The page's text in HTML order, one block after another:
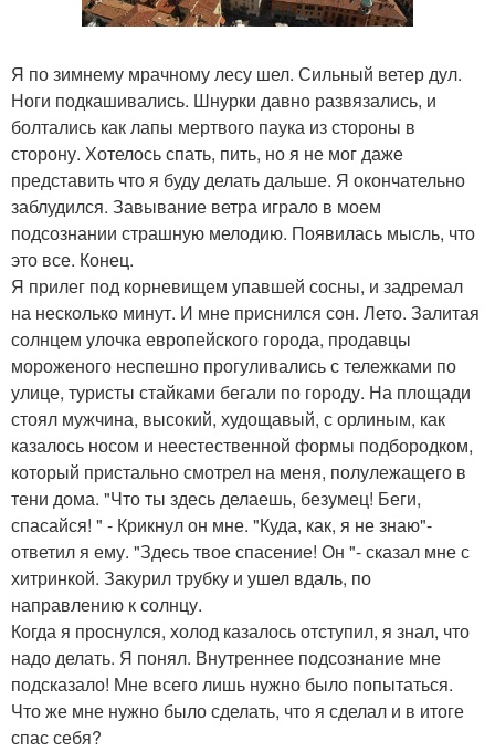
Я по зимнему мрачному лесу шел. Сильный ветер дул.
Ноги подкашивались. Шнурки давно развязались, и
болтались как лапы мертвого паука из стороны в
сторону. Хотелось спать, пить, но я не мог даже
представить что я буду делать дальше. Я окончательно
заблудился. Завывание ветра играло в моем
подсознании страшную мелодию. Появилась мысль, что
это все. Конец.
Я прилег под корневищем упавшей сосны, и задремал
на несколько минут. И мне приснился сон. Лето. Залитая
солнцем улочка европейского города, продавцы
мороженого неспешно прогуливались с тележками по
улице, туристы стайками бегали по городу. На площади
стоял мужчина, высокий, худощавый, с орлиным, как
казалось носом и неестественной формы подбородком,
который пристально смотрел на меня, полулежащего в
тени дома. "Что ты здесь делаешь, безумец! Беги,
спасайся! " - Крикнул он мне. "Куда, как, я не знаю"-
ответил я ему. "Здесь твое спасение! Он "- сказал мне с
хитринкой. Закурил трубку и ушел вдаль, по
направлению к солнцу.
Когда я проснулся, холод казалось отступил, я знал, что
надо делать. Я понял. Внутреннее подсознание мне
подсказало! Мне всего лишь нужно было попытаться.
Что же мне нужно было сделать, что я сделал и в итоге
спас себя?